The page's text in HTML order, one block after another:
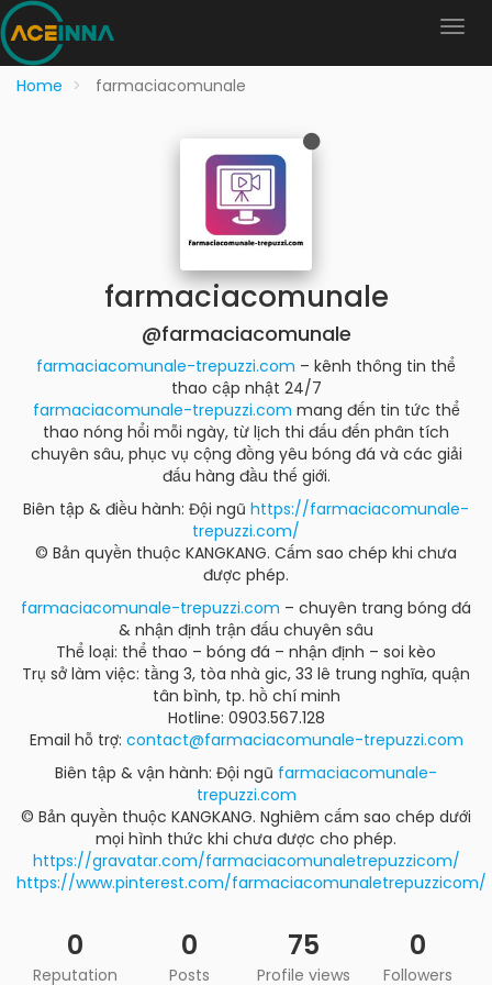
Home farmaciacomunale
farmaciacomunale
@farmaciacomunale
farmaciacomunale-trepuzzi.com – kênh thông tin thể
thao cập nhật 24/7
farmaciacomunale-trepuzzi.com mang đến tin tức thể
thao nóng hổi mỗi ngày, từ lịch thi đấu đến phân tích
chuyên sâu, phục vụ cộng đồng yêu bóng đá và các giải
đấu hàng đầu thế giới.
Biên tập & điều hành: Đội ngũ https://farmaciacomunale-
trepuzzi.com/
© Bản quyền thuộc KANGKANG. Cấm sao chép khi chưa
được phép.
farmaciacomunale-trepuzzi.com – chuyên trang bóng đá
& nhận định trận đấu chuyên sâu
Thể loại: thể thao – bóng đá – nhận định – soi kèo
Trụ sở làm việc: tầng 3, tòa nhà gic, 33 lê trung nghĩa, quận
tân bình, tp. hồ chí minh
Hotline: 0903.567.128
Email hỗ trợ: contact@farmaciacomunale-trepuzzi.com
Biên tập & vận hành: Đội ngũ farmaciacomunale-
trepuzzi.com
© Bản quyền thuộc KANGKANG. Nghiêm cấm sao chép dưới
mọi hình thức khi chưa được cho phép.
https://gravatar.com/farmaciacomunaletrepuzzicom/
https://www.pinterest.com/farmaciacomunaletrepuzzicom/
0
Reputation
0
Posts
75
Profile views
0
Followers